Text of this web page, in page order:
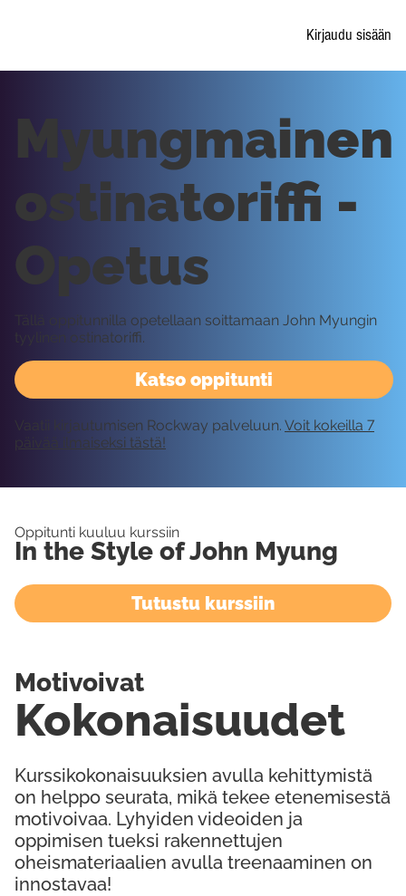
Kirjaudu sisään
Katso oppitunti
Myungmainen
ostinatoriffi -
Opetus
Tällä oppitunnilla opetellaan soittamaan John Myungin
tyylinen ostinatoriffi.
Vaatii kirjautumisen Rockway palveluun. Voit kokeilla 7
päivää ilmaiseksi tästä!
Oppitunti kuuluu kurssiin
In the Style of John Myung
Tutustu kurssiin
Kurssikokonaisuuksien avulla kehittymistä
on helppo seurata, mikä tekee etenemisestä
motivoivaa. Lyhyiden videoiden ja
oppimisen tueksi rakennettujen
oheismateriaalien avulla treenaaminen on
innostavaa!
Kokonaisuudet
Motivoivat